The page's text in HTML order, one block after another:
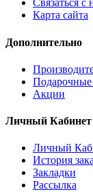
Связаться с
Карта сайта
Дополнительно
Акции
Личный Кабинет
Личный
История
Закладки
Рассылка